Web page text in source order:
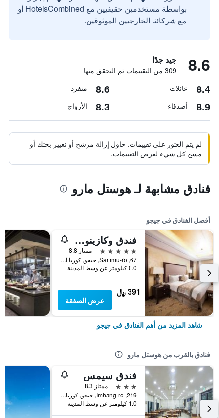
بواسطة مستخدمين حقيقيين مع HotelsCombined أو
مع شركائنا الخارجيين الموثوقين.
8.6 جيد جدًا
309 من التقييمات تم التحقق منها
8.4 عائلات 8.6 منفرد
8.9 أصدقاء 8.3 الأزواج
لم يتم العثور على تقييمات. حاول إزالة مرشح أو تغيير بحثك أو
مسح كل شيء لعرض التقييمات.
فنادق مشابهة لـ هوستل مارو
أفضل الفنادق في جيجو
فندق وكازينو جيجو صن
5 نجوم
ممتاز 8.8
67, Sammu-ro, جيجو, كوريا الجنوبية
0.0 كيلومتر عن وسط المدينة
391 ﷼
عرض الصفقة
شاهد المزيد من أهم الفنادق في جيجو
فنادق بالقرب من هوستل مارو
فندق سيمس
3 نجوم
ممتاز 8.3
249, Imhang-ro, جيجو, كوريا الجنوبية
1.0 كيلومتر عن وسط المدينة